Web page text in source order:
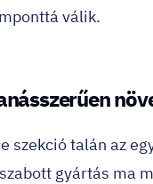
válik.
szekció talán az
gyártás ma